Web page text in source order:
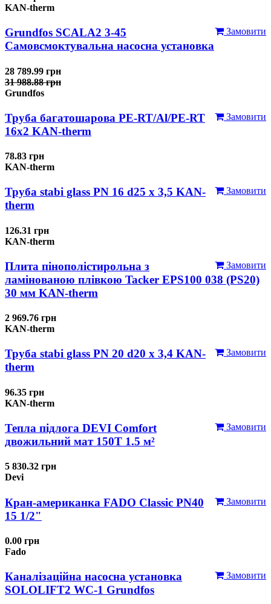
KAN-therm
Замовити
Grundfos SCALA2 3-45
Самовсмоктувальна насосна установка
28 789.99 грн
31 988.88 грн
Grundfos
Замовити
Труба багатошарова PE-RT/Al/PE-RT
16x2 KAN-therm
78.83 грн
KAN-therm
Замовити
Труба stabi glass PN 16 d25 х 3,5 KAN-
therm
126.31 грн
KAN-therm
Замовити
Плита пінополістирольна з
ламінованою плівкою Tacker EPS100 038 (PS20)
30 мм KAN-therm
2 969.76 грн
KAN-therm
Замовити
Труба stabi glass PN 20 d20 х 3,4 KAN-
therm
96.35 грн
KAN-therm
Замовити
Тепла підлога DEVI Comfort
двожильний мат 150T 1.5 м²
5 830.32 грн
Devi
Замовити
Кран-американка FADO Classic PN40
15 1/2"
0.00 грн
Fado
Замовити
Каналізаційна насосна установка
SOLOLIFT2 WC-1 Grundfos